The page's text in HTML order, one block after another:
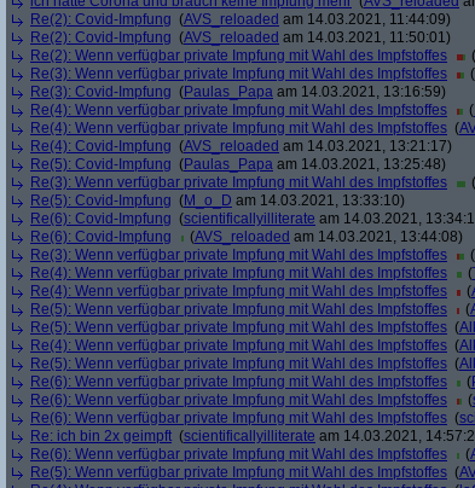
Re(2): Covid-Impfung (AVS_reloaded am 14.03.2021, 11:44:09)
Re(2): Covid-Impfung (AVS_reloaded am 14.03.2021, 11:50:01)
Re(2): Wenn verfügbar private Impfung mit Wahl des Impfstoffes
(
Re(3): Wenn verfügbar private Impfung mit Wahl des Impfstoffes
(
Re(3): Covid-Impfung (Paulas_Papa am 14.03.2021, 13:16:59)
Re(4): Wenn verfügbar private Impfung mit Wahl des Impfstoffes
(
Re(4): Wenn verfügbar private Impfung mit Wahl des Impfstoffes (
Re(4): Covid-Impfung (AVS_reloaded am 14.03.2021, 13:21:17)
Re(5): Covid-Impfung (Paulas_Papa am 14.03.2021, 13:25:48)
Re(3): Wenn verfügbar private Impfung mit Wahl des Impfstoffes
(
Re(5): Covid-Impfung (M_o_D am 14.03.2021, 13:33:10)
Re(6): Covid-Impfung (scientificallyilliterate am 14.03.2021,
Re(6): Covid-Impfung
(AVS_reloaded am 14.03.2021, 13:44:08)
Re(3): Wenn verfügbar private Impfung mit Wahl des Impfstoffes
(
Re(4): Wenn verfügbar private Impfung mit Wahl des Impfstoffes
(
Re(4): Wenn verfügbar private Impfung mit Wahl des Impfstoffes
(
Re(5): Wenn verfügbar private Impfung mit Wahl des Impfstoffes
(
Re(5): Wenn verfügbar private Impfung mit Wahl des Impfstoffes (
Re(4): Wenn verfügbar private Impfung mit Wahl des Impfstoffes (
Re(5): Wenn verfügbar private Impfung mit Wahl des Impfstoffes (
Re(6): Wenn verfügbar private Impfung mit Wahl des Impfstoffes
(
Re(6): Wenn verfügbar private Impfung mit Wahl des Impfstoffes
(
Re(6): Wenn verfügbar private Impfung mit Wahl des Impfstoffes (
Re: ich bin 2x geimpft (scientificallyilliterate am 14.03.2021,
Re(6): Wenn verfügbar private Impfung mit Wahl des Impfstoffes
(
Re(5): Wenn verfügbar private Impfung mit Wahl des Impfstoffes (